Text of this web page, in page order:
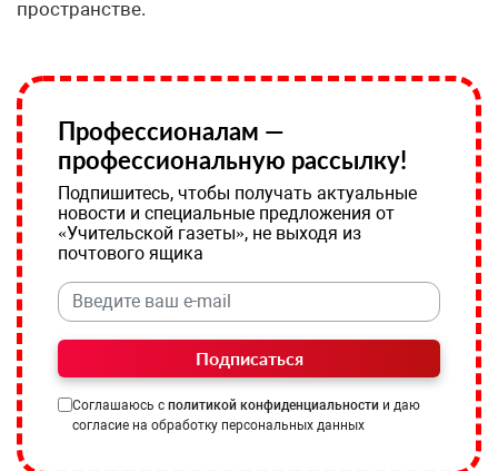
пространстве.
Профессионалам —
профессиональную рассылку!
Подпишитесь, чтобы получать актуальные
новости и специальные предложения от
«Учительской газеты», не выходя из
почтового ящика
Подписаться
Соглашаюсь с политикой конфиденциальности и даю
согласие на обработку персональных данных